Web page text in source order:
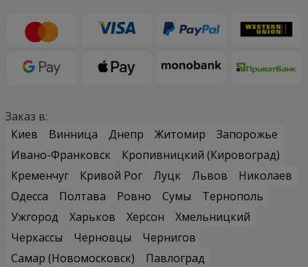
Заказ в:
Киев
Винница Днепр Житомир
Запорожье
Ивано-Франковск
Кропивницкий (Кировоград)
Кременчуг
Кривой Рог Луцк Львов
Николаев
Одесса
Полтава Ровно Сумы
Тернополь
Ужгород
Харьков Херсон
Хмельницкий
Черкассы
Черновцы
Чернигов
Самар (Новомосковск)
Павлоград